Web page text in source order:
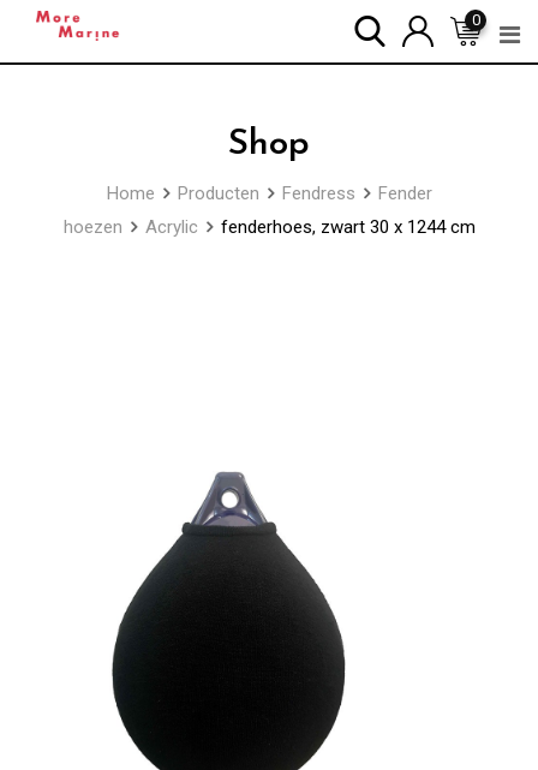
0
Shop
Home Producten Fendress
Fender
hoezen
Acrylic fenderhoes, zwart 30 x 1244 cm